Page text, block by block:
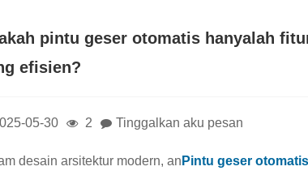
pintu geser otomatis hanyalah
efisien?
05-30 2 Tinggalkan aku pesan
desain arsitektur modern, an Pintu geser otomatis